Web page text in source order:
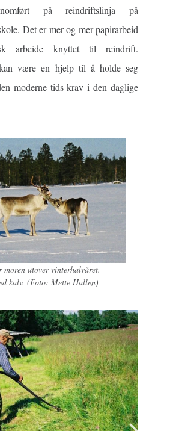
på reindriftslinja på
Det er mer og mer papirarbeid
arbeide knyttet til reindrift.
være en hjelp til å holde seg
moderne tids krav i den daglige
moren utover vinterhalvåret.
kalv. (Foto: Mette Hallen)